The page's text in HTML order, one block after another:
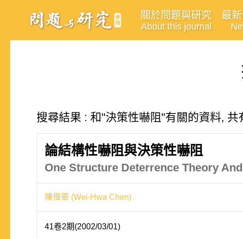
關於問題與研究
About this journal
最
搜尋結果 : 和"決策性嚇阻"有關的資料, 共
論結構性嚇阻與決策性嚇阻
One Structure Deterrence Theory
陳偉華 (Wei-Hwa Chen)
41卷2期(2002/03/01)